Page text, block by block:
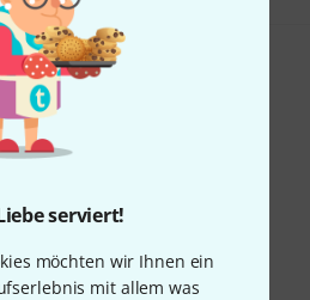
serviert!
möchten wir Ihnen ein
mit allem was
und gewinne mit
Deals Thomann Insights